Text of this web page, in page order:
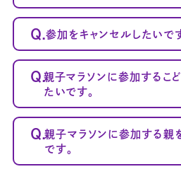
が届かない方へ～
Q.参加をキャンセルしたいです
Q.親子マラソンに参加するこ
たいです。
Q.親子マラソンに参加する親
です。